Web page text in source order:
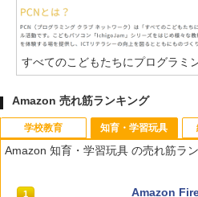
すべてのこどもたちにプログラミ
Amazon 売れ筋ランキング
学校教育
1 教育者のた
知育・学習玩具
Amazon 知育・学習玩具 の売れ筋ラ
1
Amazon